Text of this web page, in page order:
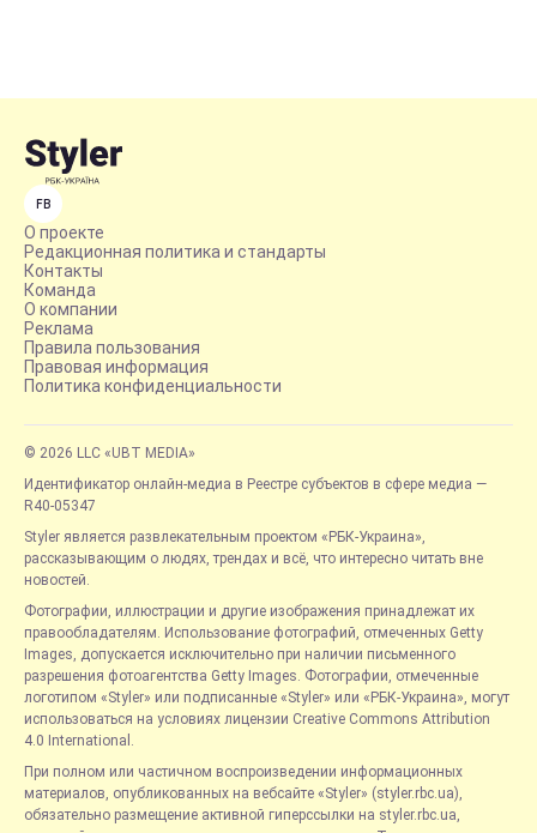
FB
О проекте
Редакционная политика и стандарты
Контакты
Команда
О компании
Реклама
Правила пользования
Правовая информация
Политика конфиденциальности
© 2026 LLC «UBT MEDIA»
Идентификатор онлайн-медиа в Реестре субъектов в сфере медиа —
R40-05347
Styler является развлекательным проектом «РБК-Украина»,
рассказывающим о людях, трендах и всё, что интересно читать вне
новостей.
Фотографии, иллюстрации и другие изображения принадлежат их
правообладателям. Использование фотографий, отмеченных Getty
Images, допускается исключительно при наличии письменного
разрешения фотоагентства Getty Images. Фотографии, отмеченные
логотипом «Styler» или подписанные «Styler» или «РБК-Украина», могут
использоваться на условиях лицензии Creative Commons Attribution
4.0 International.
При полном или частичном воспроизведении информационных
материалов, опубликованных на вебсайте «Styler» (styler.rbc.ua),
обязательно размещение активной гиперссылки на styler.rbc.ua,